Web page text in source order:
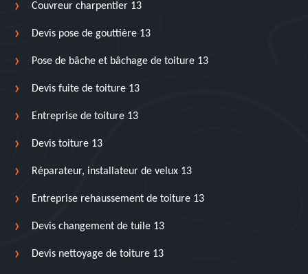
Couvreur charpentier 13
Devis pose de gouttière 13
Pose de bâche et bâchage de toiture 13
Devis fuite de toiture 13
Entreprise de toiture 13
Devis toiture 13
Réparateur, installateur de velux 13
Entreprise rehaussement de toiture 13
Devis changement de tuile 13
Devis nettoyage de toiture 13